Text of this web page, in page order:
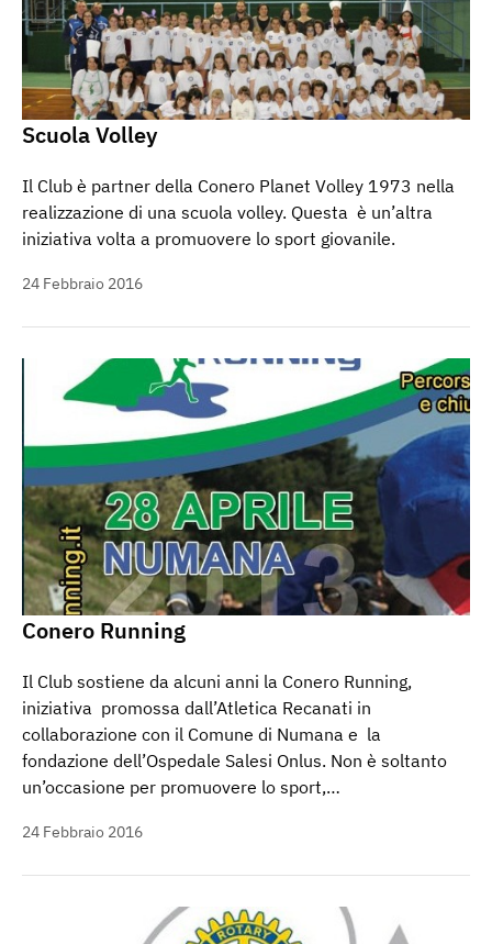
Scuola Volley
Il Club è partner della Conero Planet Volley 1973 nella
realizzazione di una scuola volley. Questa è un’altra
iniziativa volta a promuovere lo sport giovanile.
24 Febbraio 2016
Conero Running
Il Club sostiene da alcuni anni la Conero Running,
iniziativa promossa dall’Atletica Recanati in
collaborazione con il Comune di Numana e la
fondazione dell’Ospedale Salesi Onlus. Non è soltanto
un’occasione per promuovere lo sport,…
24 Febbraio 2016